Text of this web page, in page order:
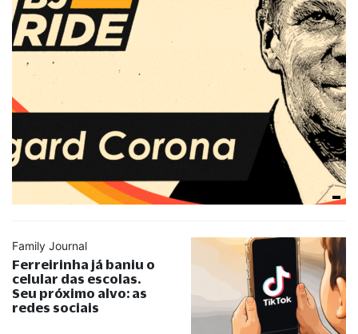
Family Journal
Ferreirinha já baniu o
celular das escolas.
Seu próximo alvo: as
redes sociais